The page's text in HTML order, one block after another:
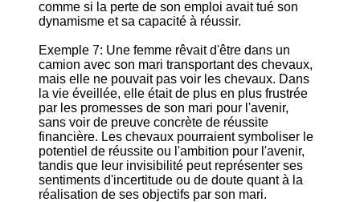
comme si la perte de son emploi avait tué son
dynamisme et sa capacité à réussir.
Exemple 7: Une femme rêvait d'être dans un
camion avec son mari transportant des chevaux,
mais elle ne pouvait pas voir les chevaux. Dans
la vie éveillée, elle était de plus en plus frustrée
par les promesses de son mari pour l'avenir,
sans voir de preuve concrète de réussite
financière. Les chevaux pourraient symboliser le
potentiel de réussite ou l'ambition pour l'avenir,
tandis que leur invisibilité peut représenter ses
sentiments d'incertitude ou de doute quant à la
réalisation de ses objectifs par son mari.